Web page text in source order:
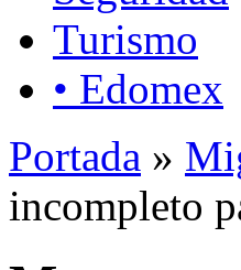
Turismo
• Edomex
Portada »
incompleto